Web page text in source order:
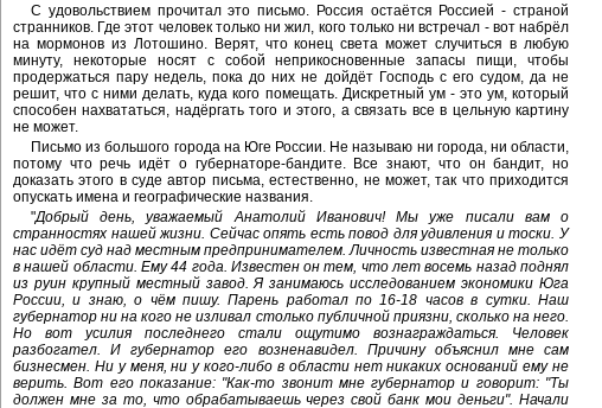
С удовольствием прочитал это письмо. Россия остаётся Россией - страной
странников. Где этот человек только ни жил, кого только ни встречал - вот набрёл
на мормонов из Лотошино. Верят, что конец света может случиться в любую
минуту, некоторые носят с собой неприкосновенные запасы пищи, чтобы
продержаться пару недель, пока до них не дойдёт Господь с его судом, да не
решит, что с ними делать, куда кого помещать. Дискретный ум - это ум, который
способен нахвататься, надёргать того и этого, а связать все в цельную картину
не может.
Письмо из большого города на Юге России. Не называю ни города, ни области,
потому что речь идёт о губернаторе-бандите. Все знают, что он бандит, но
доказать этого в суде автор письма, естественно, не может, так что приходится
опускать имена и географические названия.
"Добрый день, уважаемый Анатолий Иванович! Мы уже писали вам о
странностях нашей жизни. Сейчас опять есть повод для удивления и тоски. У
нас идёт суд над местным предпринимателем. Личность известная не только
в нашей области. Ему 44 года. Известен он тем, что лет восемь назад поднял
из руин крупный местный завод. Я занимаюсь исследованием экономики Юга
России, и знаю, о чём пишу. Парень работал по 16-18 часов в сутки. Наш
губернатор ни на кого не изливал столько публичной приязни, сколько на него.
Но вот усилия последнего стали ощутимо вознаграждаться. Человек
разбогател. И губернатор его возненавидел. Причину объяснил мне сам
бизнесмен. Ни у меня, ни у кого-либо в области нет никаких оснований ему не
верить. Вот его показание: "Как-то звонит мне губернатор и говорит: "Ты
должен мне за то, что обрабатываешь через свой банк мои деньги". Начали